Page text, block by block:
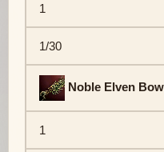
1
1/30
Noble Elven Bow
1